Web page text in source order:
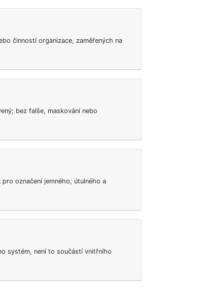
činností organizace, zaměřených na
bez falše, maskování nebo
označení jemného, útulného a
systém, není to součástí vnitřního